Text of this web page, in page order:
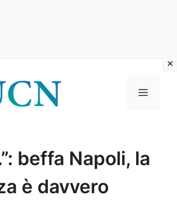
Menu
beffa Napoli, la
è davvero